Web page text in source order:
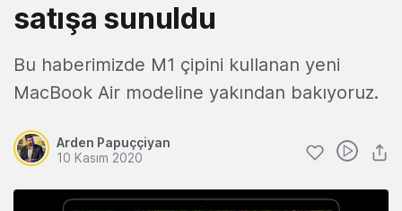
satışa sunuldu
Bu haberimizde M1 çipini kullanan yeni
MacBook Air modeline yakından bakıyoruz.
Arden Papuççiyan
10 Kasım 2020